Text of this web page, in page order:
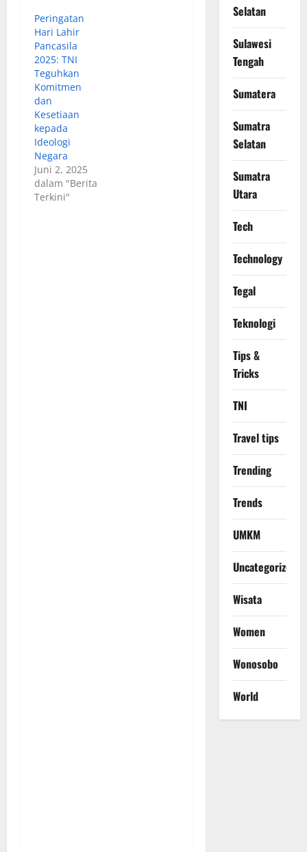
Peringatan
Hari Lahir
Pancasila
2025: TNI
Teguhkan
Komitmen
dan
Kesetiaan
kepada
Ideologi
Negara
Juni 2, 2025
dalam "Berita
Terkini"
Selatan
Sulawesi
Tengah
Sumatera
Sumatra
Selatan
Sumatra
Utara
Tech
Technology
Tegal
Teknologi
Tips &
Tricks
TNI
Travel tips
Trending
Trends
UMKM
Uncategorized
Wisata
Women
Wonosobo
World